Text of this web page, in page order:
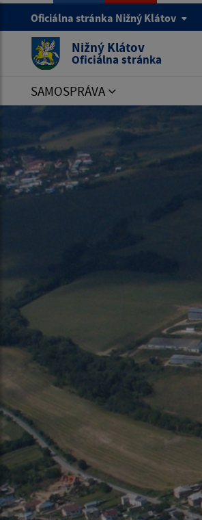
Oficiálna stránka Nižný Klátov
Nižný Klátov
Oficiálna stránka
SAMOSPRÁVA